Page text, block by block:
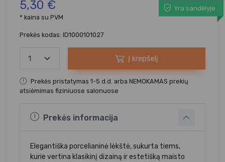
5,30 €
Yra sandėlyje
* kaina su PVM
Prekės kodas: ID1000101027
Į krepšelį
Prekės pristatymas 1-5 d.d. arba NEMOKAMAS prekių
atsiėmimas fiziniuose salonuose
Prekės informacija
Elegantiška porcelianinė lėkštė, sukurta tiems,
kurie vertina klasikinį dizainą ir estetišką maisto